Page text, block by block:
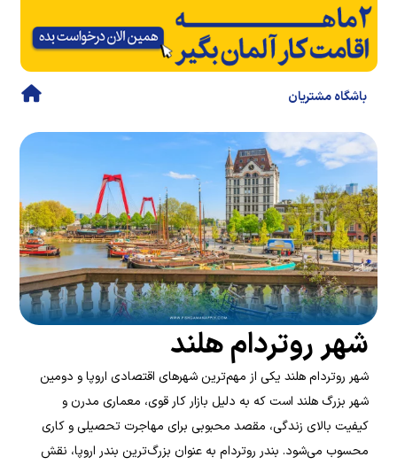
باشگاه مشتریان
شهر روتردام هلند
شهر روتردام هلند یکی از مهم‌ترین شهرهای اقتصادی اروپا و دومین
شهر بزرگ هلند است که به دلیل بازار کار قوی، معماری مدرن و
کیفیت بالای زندگی، مقصد محبوبی برای مهاجرت تحصیلی و کاری
محسوب می‌شود. بندر روتردام به عنوان بزرگ‌ترین بندر اروپا، نقش